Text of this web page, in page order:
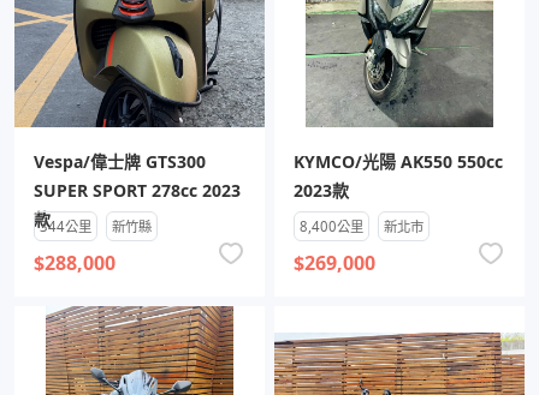
Vespa/偉士牌 GTS300
SUPER SPORT 278cc 2023
款344公里 新竹縣
$288,000
KYMCO/光陽 AK550 550cc
2023款
8,400公里 新北市
$269,000